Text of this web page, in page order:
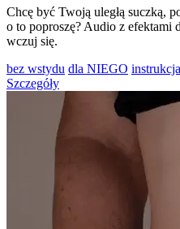
Chcę być Twoją uległą suczką,
o to poproszę? Audio z
wczuj się.
bez wstydu dla NIEGO instrukcja
Szczegóły